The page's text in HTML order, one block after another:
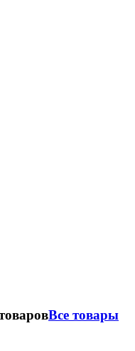
Все товары